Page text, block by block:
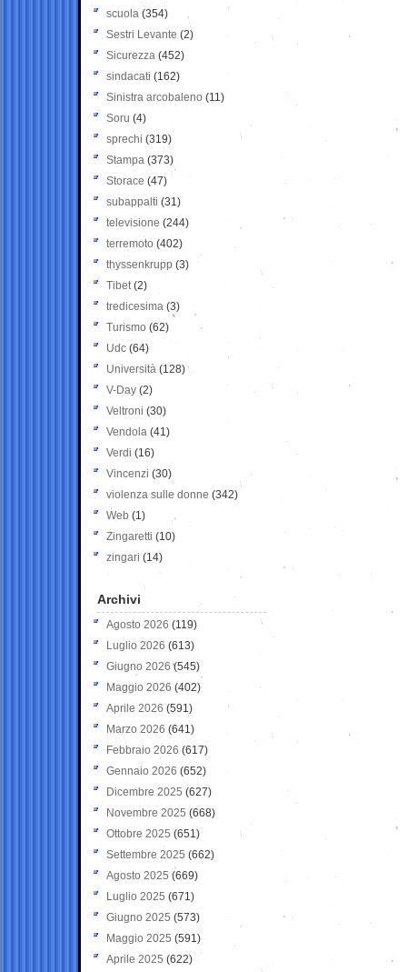
scuola (354)
Sestri Levante (2)
Sicurezza (452)
sindacati (162)
Sinistra arcobaleno (11)
Soru (4)
sprechi (319)
Stampa (373)
Storace (47)
subappalti (31)
televisione(244)
terremoto (402)
thyssenkrupp (3)
Tibet(2)
tredicesima (3)
Turismo (62)
Udc (64)
Università (128)
V-Day (2)
Veltroni (30)
Vendola (41)
Verdi (16)
Vincenzi (30)
violenza sulle donne (342)
Web (1)
Zingaretti (10)
zingari (14)
Archivi
Agosto 2026 (119)
Luglio 2026 (613)
Giugno 2026 (545)
Maggio 2026 (402)
Aprile 2026 (591)
Marzo 2026 (641)
Febbraio 2026 (617)
Gennaio 2026 (652)
Dicembre 2025 (627)
Novembre 2025 (668)
Ottobre 2025 (651)
Settembre 2025 (662)
Agosto 2025 (669)
Luglio 2025 (671)
Giugno 2025 (573)
Maggio 2025 (591)
Aprile 2025 (622)